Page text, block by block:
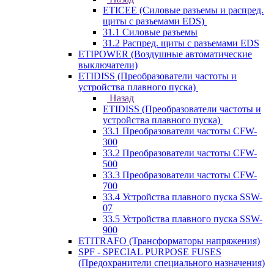
ETICEE (Силовые разъемы и распред.
щиты с разъемами EDS)
31.1 Силовые разъемы
31.2 Распред. щиты с разъемами EDS
ETIPOWER (Воздушные автоматические
выключатели)
ETIDISS (Преобразователи частоты и
устройства плавного пуска)
Назад
ETIDISS (Преобразователи частоты и
устройства плавного пуска)
33.1 Преобразователи частоты CFW-
300
33.2 Преобразователи частоты CFW-
500
33.3 Преобразователи частоты CFW-
700
33.4 Устройства плавного пуска SSW-
07
33.5 Устройства плавного пуска SSW-
900
ETITRAFO (Трансформаторы напряжения)
SPF - SPECIAL PURPOSE FUSES
(Предохранители специального назначения)